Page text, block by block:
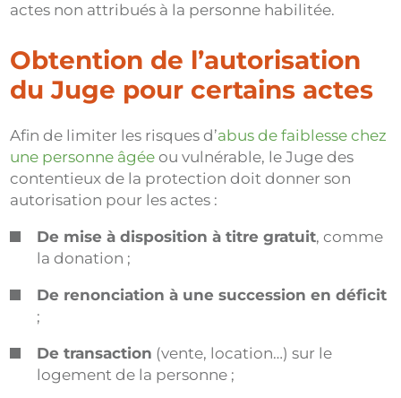
actes non attribués à la personne habilitée.
Obtention de l’autorisation
du Juge pour certains actes
Afin de limiter les risques d’abus de faiblesse chez
une personne âgée ou vulnérable, le Juge des
contentieux de la protection doit donner son
autorisation pour les actes :
De mise à disposition à titre gratuit, comme
la donation ;
De renonciation à une succession en déficit
;
De transaction (vente, location…) sur le
logement de la personne ;